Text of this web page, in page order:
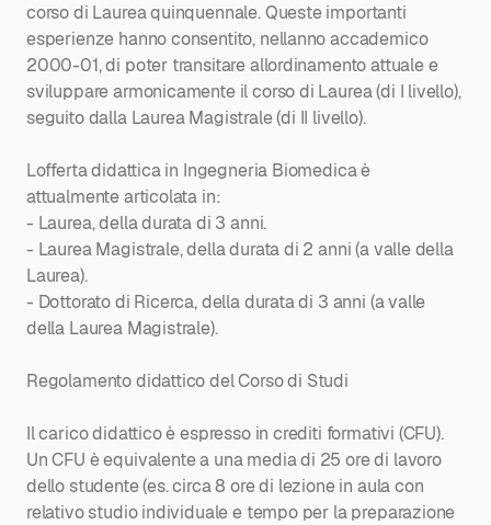
corso di Laurea quinquennale. Queste importanti
esperienze hanno consentito, nellanno accademico
2000-01, di poter transitare allordinamento attuale e
sviluppare armonicamente il corso di Laurea (di I livello),
seguito dalla Laurea Magistrale (di II livello).
Lofferta didattica in Ingegneria Biomedica è
attualmente articolata in:
- Laurea, della durata di 3 anni.
- Laurea Magistrale, della durata di 2 anni (a valle della
Laurea).
- Dottorato di Ricerca, della durata di 3 anni (a valle
della Laurea Magistrale).
Regolamento didattico del Corso di Studi
Il carico didattico è espresso in crediti formativi (CFU).
Un CFU è equivalente a una media di 25 ore di lavoro
dello studente (es. circa 8 ore di lezione in aula con
relativo studio individuale e tempo per la preparazione